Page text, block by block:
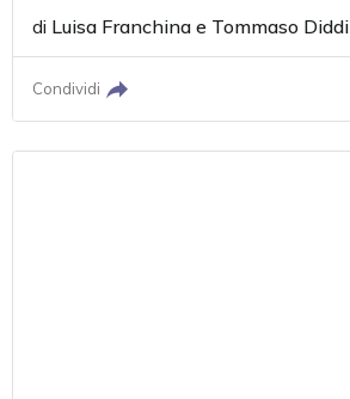
di Luisa Franchina e Tommaso Diddi
Condividi